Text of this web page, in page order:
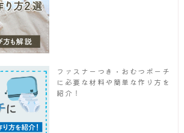
ファスナーつき・おむつポーチ
に必要な材料や簡単な作り方を
紹介！